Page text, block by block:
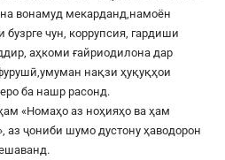
вонамуд мекарданд,намоён
чун, коррупсия, гардиши
аҳкоми ғайриодилона дар
нақзи ҳуқуқҳои
ба нашр расонд.
«Номаҳо аз ноҳияҳо ва ҳам
аз ҷониби шумо дустону ҳаводорон